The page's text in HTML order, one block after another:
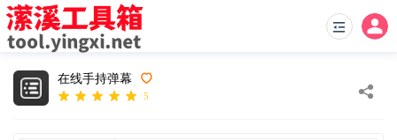
在线手持弹幕
5